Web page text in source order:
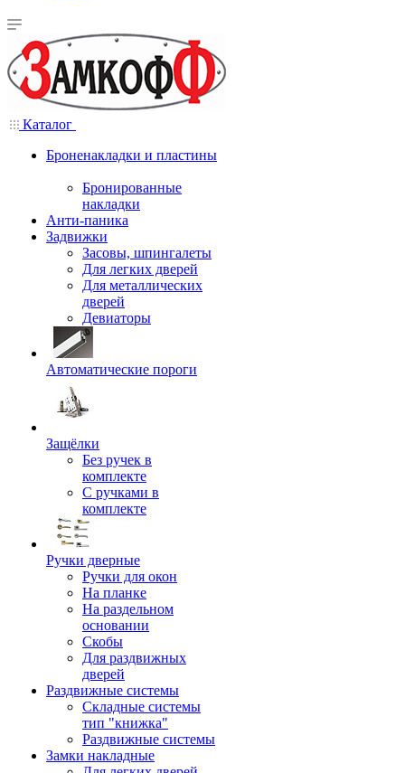
Каталог
Броненакладки и пластины
Бронированные
накладки
Анти-паника
Задвижки
Засовы, шпингалеты
Для легких дверей
Для металлических
дверей
Девиаторы
Автоматические пороги
Защёлки
Без ручек в
комплекте
С ручками в
комплекте
Ручки дверные
Ручки для окон
На планке
На раздельном
основании
Скобы
Для раздвижных
дверей
Раздвижные системы
Складные системы
тип "книжка"
Раздвижные системы
Замки накладные